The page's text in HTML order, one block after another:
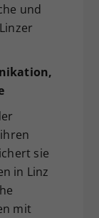
und
sie
in Linz
mit